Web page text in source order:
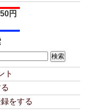
円
ト
をする